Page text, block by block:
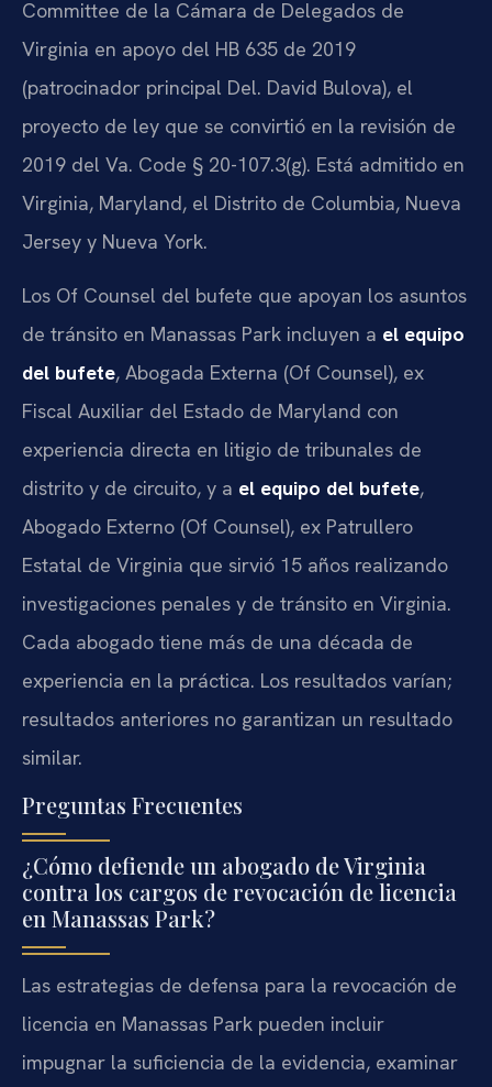
Committee de la Cámara de Delegados de
Virginia en apoyo del HB 635 de 2019
(patrocinador principal Del. David Bulova), el
proyecto de ley que se convirtió en la revisión de
2019 del Va. Code § 20-107.3(g). Está admitido en
Virginia, Maryland, el Distrito de Columbia, Nueva
Jersey y Nueva York.
Los Of Counsel del bufete que apoyan los asuntos
de tránsito en Manassas Park incluyen a el equipo
del bufete, Abogada Externa (Of Counsel), ex
Fiscal Auxiliar del Estado de Maryland con
experiencia directa en litigio de tribunales de
distrito y de circuito, y a el equipo del bufete,
Abogado Externo (Of Counsel), ex Patrullero
Estatal de Virginia que sirvió 15 años realizando
investigaciones penales y de tránsito en Virginia.
Cada abogado tiene más de una década de
experiencia en la práctica. Los resultados varían;
resultados anteriores no garantizan un resultado
similar.
Preguntas Frecuentes
¿Cómo defiende un abogado de Virginia
contra los cargos de revocación de licencia
en Manassas Park?
Las estrategias de defensa para la revocación de
licencia en Manassas Park pueden incluir
impugnar la suficiencia de la evidencia, examinar